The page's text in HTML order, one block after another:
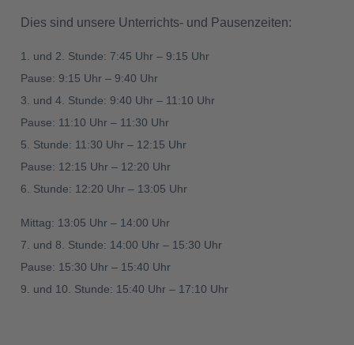
Dies sind unsere Unterrichts- und Pausenzeiten:
1. und 2. Stunde: 7:45 Uhr – 9:15 Uhr
Pause: 9:15 Uhr – 9:40 Uhr
3. und 4. Stunde: 9:40 Uhr – 11:10 Uhr
Pause: 11:10 Uhr – 11:30 Uhr
5. Stunde: 11:30 Uhr – 12:15 Uhr
Pause: 12:15 Uhr – 12:20 Uhr
6. Stunde: 12:20 Uhr – 13:05 Uhr
Mittag: 13:05 Uhr – 14:00 Uhr
7. und 8. Stunde: 14:00 Uhr – 15:30 Uhr
Pause: 15:30 Uhr – 15:40 Uhr
9. und 10. Stunde: 15:40 Uhr – 17:10 Uhr